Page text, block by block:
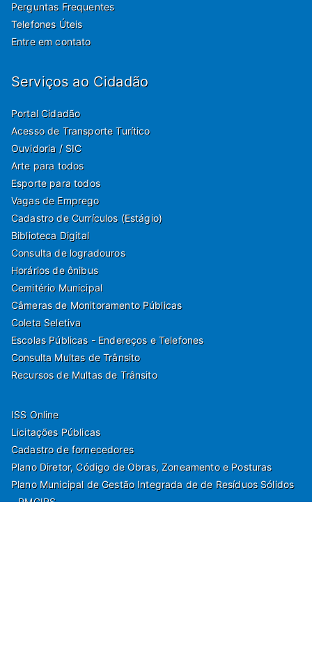
Perguntas Frequentes
Telefones Úteis
Entre em contato
Serviços ao Cidadão
Portal Cidadão
Acesso de Transporte Turítico
Ouvidoria / SIC
Arte para todos
Esporte para todos
Vagas de Emprego
Cadastro de Currículos (Estágio)
Biblioteca Digital
Consulta de logradouros
Horários de ônibus
Cemitério Municipal
Câmeras de Monitoramento Públicas
Coleta Seletiva
Escolas Públicas - Endereços e Telefones
Consulta Multas de Trânsito
Recursos de Multas de Trânsito
ISS Online
Licitações Públicas
Cadastro de fornecedores
Plano Diretor, Código de Obras, Zoneamento e Posturas
Plano Municipal de Gestão Integrada de de Resíduos Sólidos
- PMGIRS